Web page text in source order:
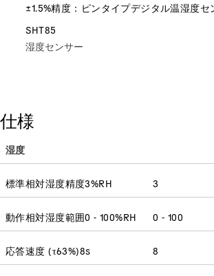
±1.5%精度：ピンタイプデジタル温湿度セ
SHT85
湿度センサー
仕様
湿度
標準相対湿度精度3%RH 3
動作相対湿度範囲0 - 100%RH 0 - 100
応答速度 (τ63%)8s 8